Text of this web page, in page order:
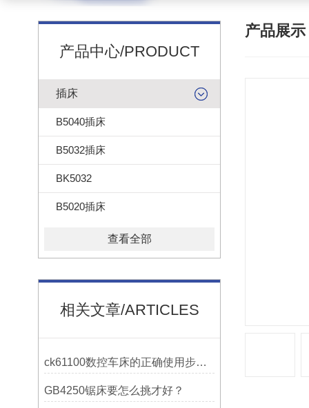
产品中心/PRODUCT
插床
B5040插床
B5032插床
BK5032
B5020插床
查看全部
相关文章/ARTICLES
ck61100数控车床的正确使用步骤是什么？
GB4250锯床要怎么挑才好？
产品展示